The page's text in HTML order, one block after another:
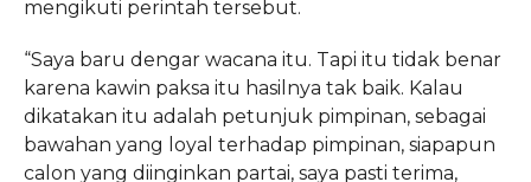
mengikuti perintah tersebut.
“Saya baru dengar wacana itu. Tapi itu tidak benar
karena kawin paksa itu hasilnya tak baik. Kalau
dikatakan itu adalah petunjuk pimpinan, sebagai
bawahan yang loyal terhadap pimpinan, siapapun
calon yang diinginkan partai, saya pasti terima,